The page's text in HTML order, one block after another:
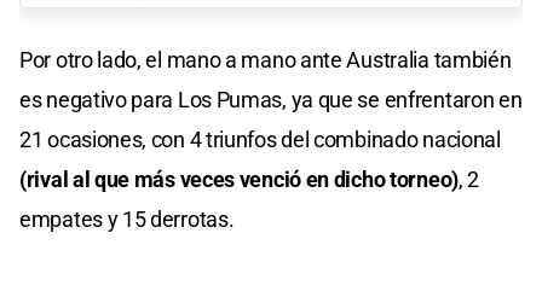
Por otro lado, el mano a mano ante Australia también
es negativo para Los Pumas, ya que se enfrentaron en
21 ocasiones, con 4 triunfos del combinado nacional
(rival al que más veces venció en dicho torneo), 2
empates y 15 derrotas.